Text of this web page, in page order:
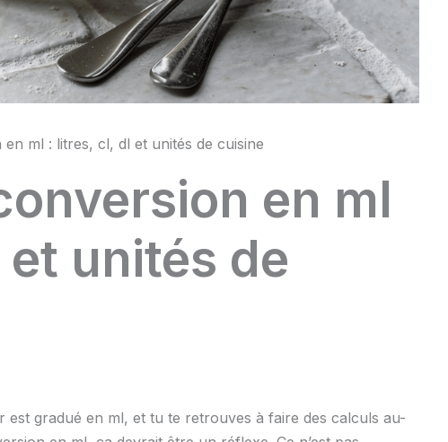
ml : litres, cl, dl et unités de cuisine
en ml
unités de
gradué en ml, et tu te retrouves à faire des calculs au-